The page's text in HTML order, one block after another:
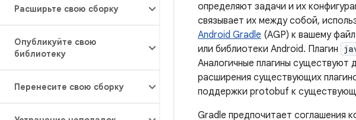
Расширьте свою сборку
Опубликуйте свою
библиотеку
Перенесите свою сборку
определяют задачи и их
связывает их между собой,
Android Gradle (AGP) к вашему
или библиотеки Android. Плагин
Аналогичные плагины существуют
расширения существующих
поддержки protobuf к
Gradle предпочитает соглашения